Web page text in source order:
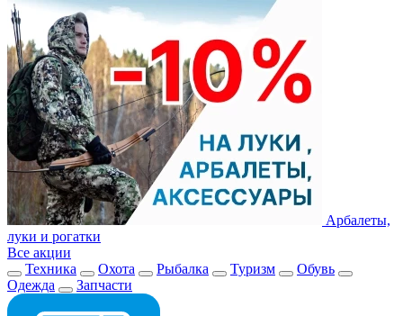
Арбалеты,
луки и рогатки
Все акции
Техника
Охота Рыбалка Туризм
Обувь
Одежда
Запчасти